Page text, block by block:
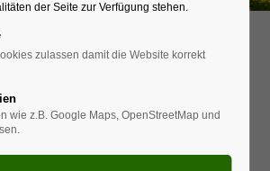
4
der Seite zur Verfügung stehen.
zulassen damit die Website korrekt
wie z.B. Google Maps, OpenStreetMap und